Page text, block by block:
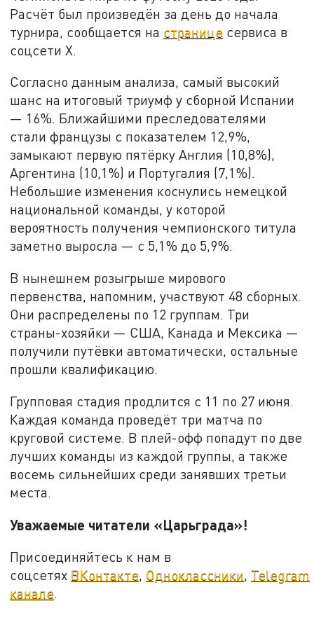
Расчёт был произведён за день до начала
турнира, сообщается на странице сервиса в
соцсети Х.
Согласно данным анализа, самый высокий
шанс на итоговый триумф у сборной Испании
— 16%. Ближайшими преследователями
стали французы с показателем 12,9%,
замыкают первую пятёрку Англия (10,8%),
Аргентина (10,1%) и Португалия (7,1%).
Небольшие изменения коснулись немецкой
национальной команды, у которой
вероятность получения чемпионского титула
заметно выросла — с 5,1% до 5,9%.
В нынешнем розыгрыше мирового
первенства, напомним, участвуют 48 сборных.
Они распределены по 12 группам. Три
страны-хозяйки — США, Канада и Мексика —
получили путёвки автоматически, остальные
прошли квалификацию.
Групповая стадия продлится с 11 по 27 июня.
Каждая команда проведёт три матча по
круговой системе. В плей-офф попадут по две
лучших команды из каждой группы, а также
восемь сильнейших среди занявших третьи
места.
Уважаемые читатели «Царьграда»!
Присоединяйтесь к нам в
соцсетях ВКонтакте, Одноклассники, Telegram
канале.